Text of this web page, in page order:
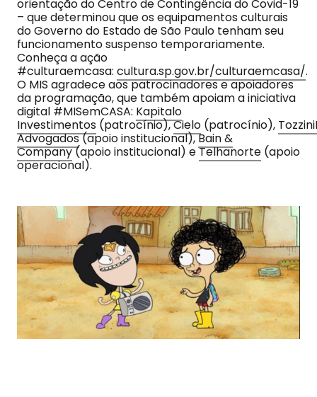
orientação do Centro de Contingência do Covid-19
– que determinou que os equipamentos culturais
do Governo do Estado de São Paulo tenham seu
funcionamento suspenso temporariamente.
Conheça a ação
#culturaemcasa: cultura.sp.gov.br/culturaemcasa/.
O MIS agradece aos patrocinadores e apoiadores
da programação, que também apoiam a iniciativa
digital #MISemCASA: Kapitalo
Investimentos (patrocínio),Cielo (patrocínio),
Advogados(apoio institucional),Bain &
Company(apoio institucional) eTelhanorte (apoio
operacional).